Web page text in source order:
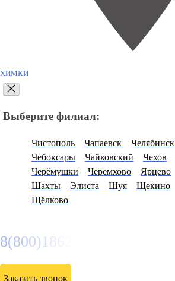
ХИМКИ
Выберите филиал:
Чистополь Чапаевск Челябинск
Чебоксары
Чайковский Чехов
Черёмушки
Черемхово Ярцево
Шахты
Элиста Шуя Щекино
Щёлково
8(800)1862102
Заказать звонок